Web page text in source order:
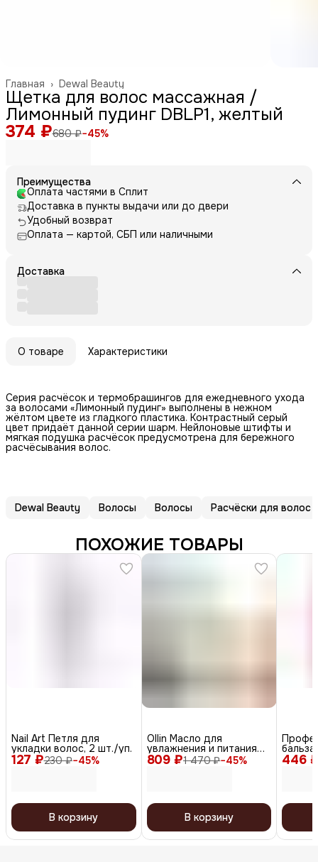
Dewal Beauty
Главная ›
Щетка для волос массажная /
Лимонный пудинг DBLP1, желтый
374 ₽680 ₽−45%
Преимущества
Оплата частями в Сплит
Доставка в пункты выдачи или до двери
Удобный возврат
Оплата — картой, СБП или наличными
Доставка
О товаре Характеристики
Серия расчёсок и термобрашингов для ежедневного ухода
за волосами «Лимонный пудинг» выполнены в нежном
жёлтом цвете из гладкого пластика. Контрастный серый
цвет придаёт данной серии шарм. Нейлоновые штифты и
мягкая подушка расчёсок предусмотрена для бережного
расчёсывания волос.
Dewal Beauty Волосы Волосы Расчёски для волос
ПОХОЖИЕ ТОВАРЫ
127 ₽230 ₽−45%
Nail Art Петля для
укладки волос, 2 шт./уп.
В корзину
809 ₽1 470 ₽−45%
Ollin Масло для
увлажнения и питания
волос / Perfect Hair Tres
Oil, 50 мл
В корзину
446
ухода